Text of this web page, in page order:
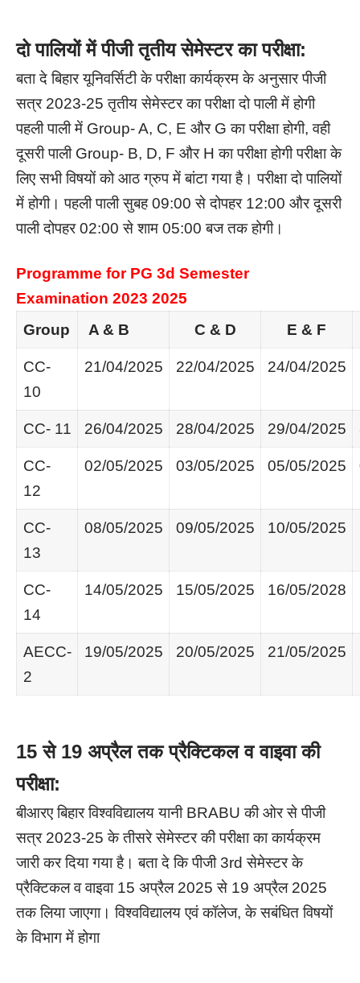
दो पालियों में पीजी तृतीय सेमेस्टर का परीक्षा:
बता दे बिहार यूनिवर्सिटी के परीक्षा कार्यक्रम के अनुसार पीजी
सत्र 2023-25 तृतीय सेमेस्टर का परीक्षा दो पाली में होगी
पहली पाली में Group- A, C, E और G का परीक्षा होगी, वही
दूसरी पाली Group- B, D, F और H का परीक्षा होगी परीक्षा के
लिए सभी विषयों को आठ ग्रुप में बांटा गया है। परीक्षा दो पालियों
में होगी। पहली पाली सुबह 09:00 से दोपहर 12:00 और दूसरी
पाली दोपहर 02:00 से शाम 05:00 बज तक होगी।
Programme for PG 3d Semester
Examination 2023 2025
Group
A & B C & D E & F
CC-
10
21/04/2025 22/04/2025 24/04/2025
CC- 11 26/04/2025 28/04/2025 29/04/2025
CC-
12
02/05/2025 03/05/2025 05/05/2025
CC-
13
08/05/2025 09/05/2025 10/05/2025
CC-
14
14/05/2025 15/05/2025 16/05/2028
AECC-
2
19/05/2025 20/05/2025 21/05/2025
15 से 19 अप्रैल तक प्रैक्टिकल व वाइवा की
परीक्षा:
बीआरए बिहार विश्वविद्यालय यानी BRABU की ओर से पीजी
सत्र 2023-25 के तीसरे सेमेस्टर की परीक्षा का कार्यक्रम
जारी कर दिया गया है। बता दे कि पीजी 3rd सेमेस्टर के
प्रैक्टिकल व वाइवा 15 अप्रैल 2025 से 19 अप्रैल 2025
तक लिया जाएगा। विश्वविद्यालय एवं कॉलेज, के सबंधित विषयों
के विभाग में होगा